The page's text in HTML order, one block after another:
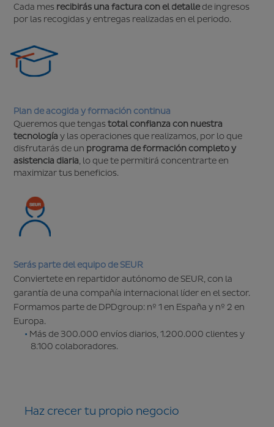
Cada mes recibirás una factura con el detallede ingresos
por las recogidas y entregas realizadas en el periodo.
Plan de acogida y formación continua
Queremos que tengastotal confianza con nuestra
tecnología y las operaciones que realizamos, por lo que
disfrutarás de un programa de formación completo y
asistencia diaria, lo que te permitirá concentrarte en
maximizar tus beneficios.
Serás parte del equipo de SEUR
Conviertete en repartidor autónomo de SEUR, con la
garantía de una compañía internacional líder en el sector.
Formamos parte de DPDgroup: nº 1 en España y nº 2 en
Europa.
Más de 300.000 envíos diarios, 1.200.000 clientes y
8.100 colaboradores.
Haz crecer tu propio negocio